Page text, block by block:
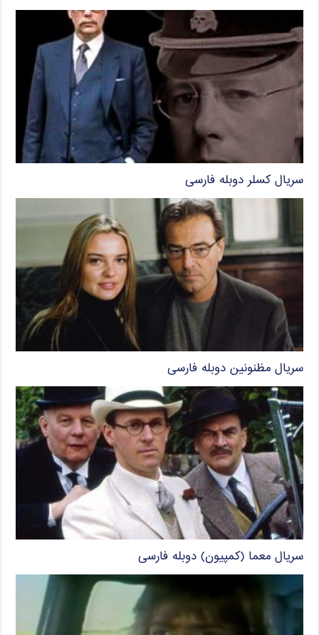
سریال کسلر دوبله فارسی
سریال مظنونین دوبله فارسی
سریال معما (کمپیون) دوبله فارسی